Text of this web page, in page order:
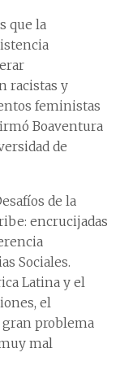
que la
racistas y
feministas
Boaventura
de
de la
encrucijadas
Sociales.
Latina y el
el
gran problema
mal